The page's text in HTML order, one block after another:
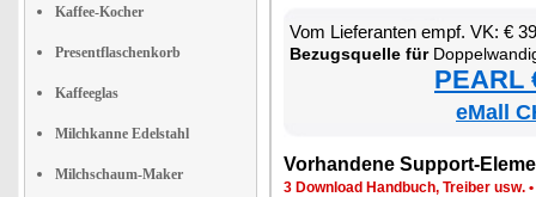
Kaffee-Kocher
Presentflaschenkorb
Kaffeeglas
Milchkanne Edelstahl
Milchschaum-Maker
Vom Lie­fe­ran­ten empf. VK: €
Be­zugs­quel­le fürDop­pel­wan­di­ges
PEARL
eMall
Vor­han­de­ne Sup­port-
3 Down­load Hand­buch, Trei­ber usw. •